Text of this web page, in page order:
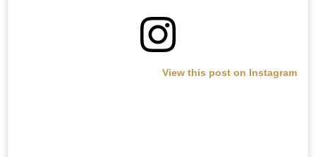
View this post on Instagram